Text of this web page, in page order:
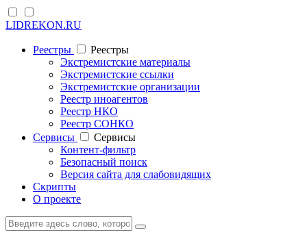
LIDREKON.RU
Реестры
Реестры
Экстремистские материалы
Экстремистские ссылки
Экстремистские организации
Реестр иноагентов
Реестр НКО
Реестр СОНКО
Cервисы
Cервисы
Контент-фильтр
Безопасный поиск
Версия сайта для слабовидящих
Скрипты
О проекте